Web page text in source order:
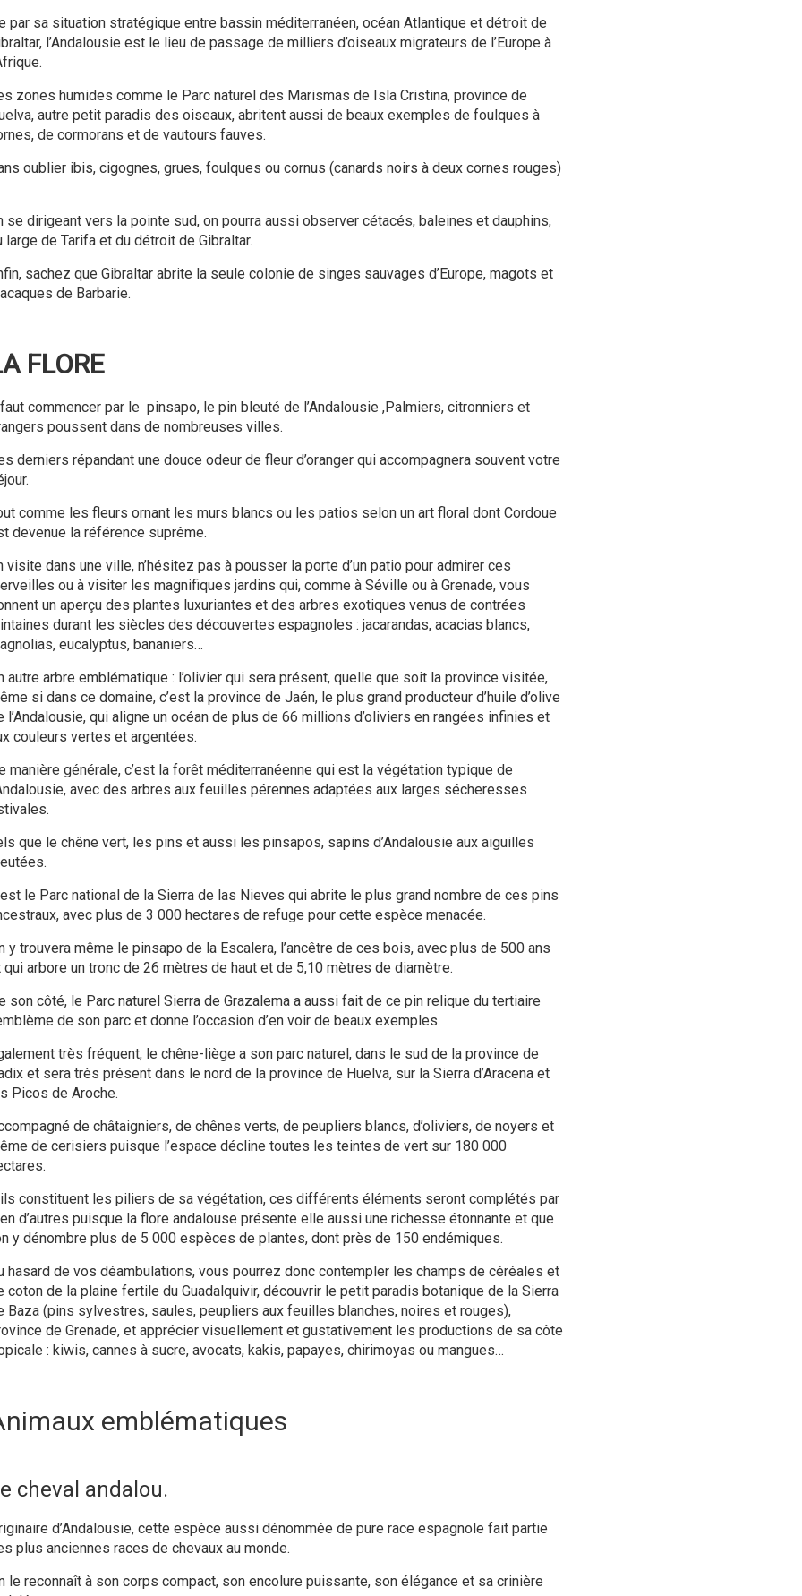
par sa situation stratégique entre bassin méditerranéen, océan Atlantique et détroit de
l’Andalousie est le lieu de passage de milliers d’oiseaux migrateurs de l’Europe à
zones humides comme le Parc naturel des Marismas de Isla Cristina, province de
autre petit paradis des oiseaux, abritent aussi de beaux exemples de foulques à
de cormorans et de vautours fauves.
oublier ibis, cigognes, grues, foulques ou cornus (canards noirs à deux cornes rouges)
se dirigeant vers la pointe sud, on pourra aussi observer cétacés, baleines et dauphins,
large de Tarifa et du détroit de Gibraltar.
sachez que Gibraltar abrite la seule colonie de singes sauvages d’Europe, magots et
de Barbarie.
FLORE
commencer par le pinsapo, le pin bleuté de l’Andalousie ,Palmiers, citronniers et
poussent dans de nombreuses villes.
derniers répandant une douce odeur de fleur d’oranger qui accompagnera souvent votre
comme les fleurs ornant les murs blancs ou les patios selon un art floral dont Cordoue
devenue la référence suprême.
visite dans une ville, n’hésitez pas à pousser la porte d’un patio pour admirer ces
ou à visiter les magnifiques jardins qui, comme à Séville ou à Grenade, vous
un aperçu des plantes luxuriantes et des arbres exotiques venus de contrées
durant les siècles des découvertes espagnoles : jacarandas, acacias blancs,
eucalyptus, bananiers…
autre arbre emblématique : l’olivier qui sera présent, quelle que soit la province visitée,
si dans ce domaine, c’est la province de Jaén, le plus grand producteur d’huile d’olive
l’Andalousie, qui aligne un océan de plus de 66 millions d’oliviers en rangées infinies et
couleurs vertes et argentées.
manière générale, c’est la forêt méditerranéenne qui est la végétation typique de
avec des arbres aux feuilles pérennes adaptées aux larges sécheresses
que le chêne vert, les pins et aussi les pinsapos, sapins d’Andalousie aux aiguilles
le Parc national de la Sierra de las Nieves qui abrite le plus grand nombre de ces pins
avec plus de 3 000 hectares de refuge pour cette espèce menacée.
y trouvera même le pinsapo de la Escalera, l’ancêtre de ces bois, avec plus de 500 ans
qui arbore un tronc de 26 mètres de haut et de 5,10 mètres de diamètre.
son côté, le Parc naturel Sierra de Grazalema a aussi fait de ce pin relique du tertiaire
de son parc et donne l’occasion d’en voir de beaux exemples.
très fréquent, le chêne-liège a son parc naturel, dans le sud de la province de
et sera très présent dans le nord de la province de Huelva, sur la Sierra d’Aracena et
Picos de Aroche.
de châtaigniers, de chênes verts, de peupliers blancs, d’oliviers, de noyers et
de cerisiers puisque l’espace décline toutes les teintes de vert sur 180 000
constituent les piliers de sa végétation, ces différents éléments seront complétés par
d’autres puisque la flore andalouse présente elle aussi une richesse étonnante et que
y dénombre plus de 5 000 espèces de plantes, dont près de 150 endémiques.
hasard de vos déambulations, vous pourrez donc contempler les champs de céréales et
coton de la plaine fertile du Guadalquivir, découvrir le petit paradis botanique de la Sierra
Baza (pins sylvestres, saules, peupliers aux feuilles blanches, noires et rouges),
de Grenade, et apprécier visuellement et gustativement les productions de sa côte
: kiwis, cannes à sucre, avocats, kakis, papayes, chirimoyas ou mangues…
emblématiques
cheval andalou.
d’Andalousie, cette espèce aussi dénommée de pure race espagnole fait partie
plus anciennes races de chevaux au monde.
le reconnaît à son corps compact, son encolure puissante, son élégance et sa crinière